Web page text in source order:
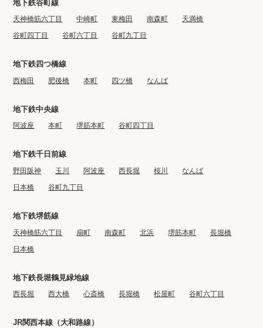
地下鉄谷町線
天神橋筋六丁目 中崎町 東梅田 南森町
天満橋
谷町四丁目
谷町六丁目 谷町九丁目
地下鉄四つ橋線
西梅田 肥後橋 本町 四ツ橋 なんば
地下鉄中央線
阿波座 本町 堺筋本町 谷町四丁目
地下鉄千日前線
野田阪神 玉川 阿波座 西長堀 桜川
なんば
日本橋
谷町九丁目
地下鉄堺筋線
天神橋筋六丁目 扇町 南森町 北浜 堺筋本町
長堀橋
日本橋
地下鉄長堀鶴見緑地線
西長堀 西大橋 心斎橋 長堀橋 松屋町 谷町六丁目
JR関西本線（大和路線）